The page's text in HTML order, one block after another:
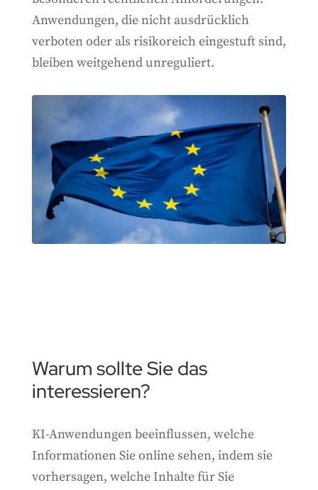
Anwendungen, die nicht ausdrücklich
verboten oder als risikoreich eingestuft sind,
bleiben weitgehend unreguliert.
Warum sollte Sie das
interessieren?
KI-Anwendungen beeinflussen, welche
Informationen Sie online sehen, indem sie
vorhersagen, welche Inhalte für Sie